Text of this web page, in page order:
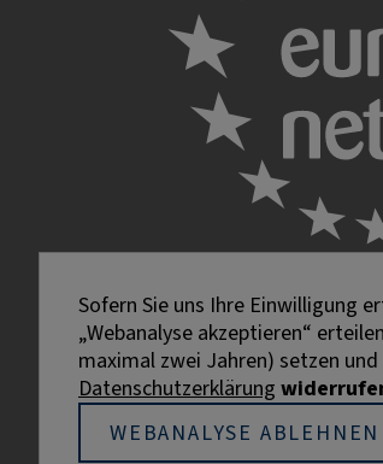
Externe Links sind mit dem Symbol
Bei personenbezogenen
Sofern Sie uns Ihre Einwilligung
„Webanalyse akzeptieren“
maximal zwei Jahren) setzen
Datenschutzerklärung
WEBANALYSE ABLEHNEN